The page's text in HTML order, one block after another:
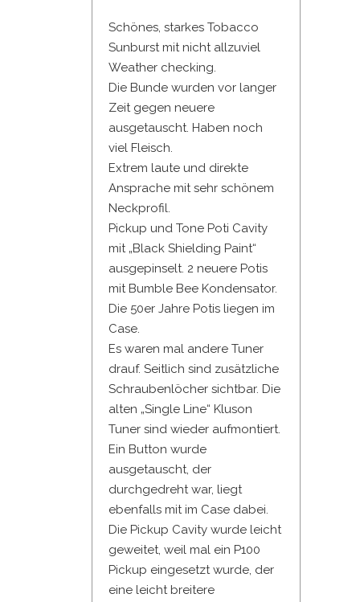
Schönes, starkes Tobacco
Sunburst mit nicht allzuviel
Weather checking.
Die Bunde wurden vor langer
Zeit gegen neuere
ausgetauscht. Haben noch
viel Fleisch.
Extrem laute und direkte
Ansprache mit sehr schönem
Neckprofil.
Pickup und Tone Poti Cavity
mit „Black Shielding Paint“
ausgepinselt. 2 neuere Potis
mit Bumble Bee Kondensator.
Die 50er Jahre Potis liegen im
Case.
Es waren mal andere Tuner
drauf. Seitlich sind zusätzliche
Schraubenlöcher sichtbar. Die
alten „Single Line“ Kluson
Tuner sind wieder aufmontiert.
Ein Button wurde
ausgetauscht, der
durchgedreht war, liegt
ebenfalls mit im Case dabei.
Die Pickup Cavity wurde leicht
geweitet, weil mal ein P100
Pickup eingesetzt wurde, der
eine leicht breitere